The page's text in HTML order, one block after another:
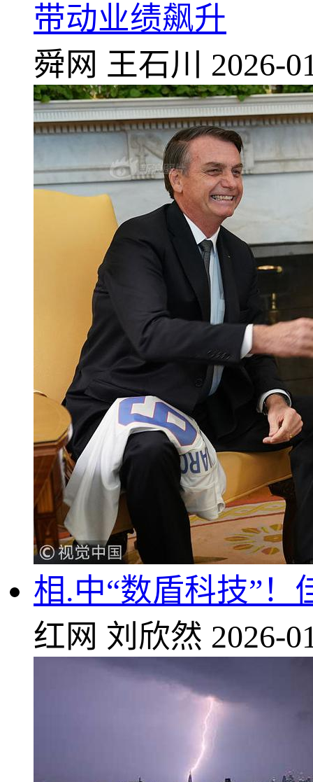
带动业绩飙升
舜网 王石川 2026-
相.中“数盾科技”
红网 刘欣然 2026-